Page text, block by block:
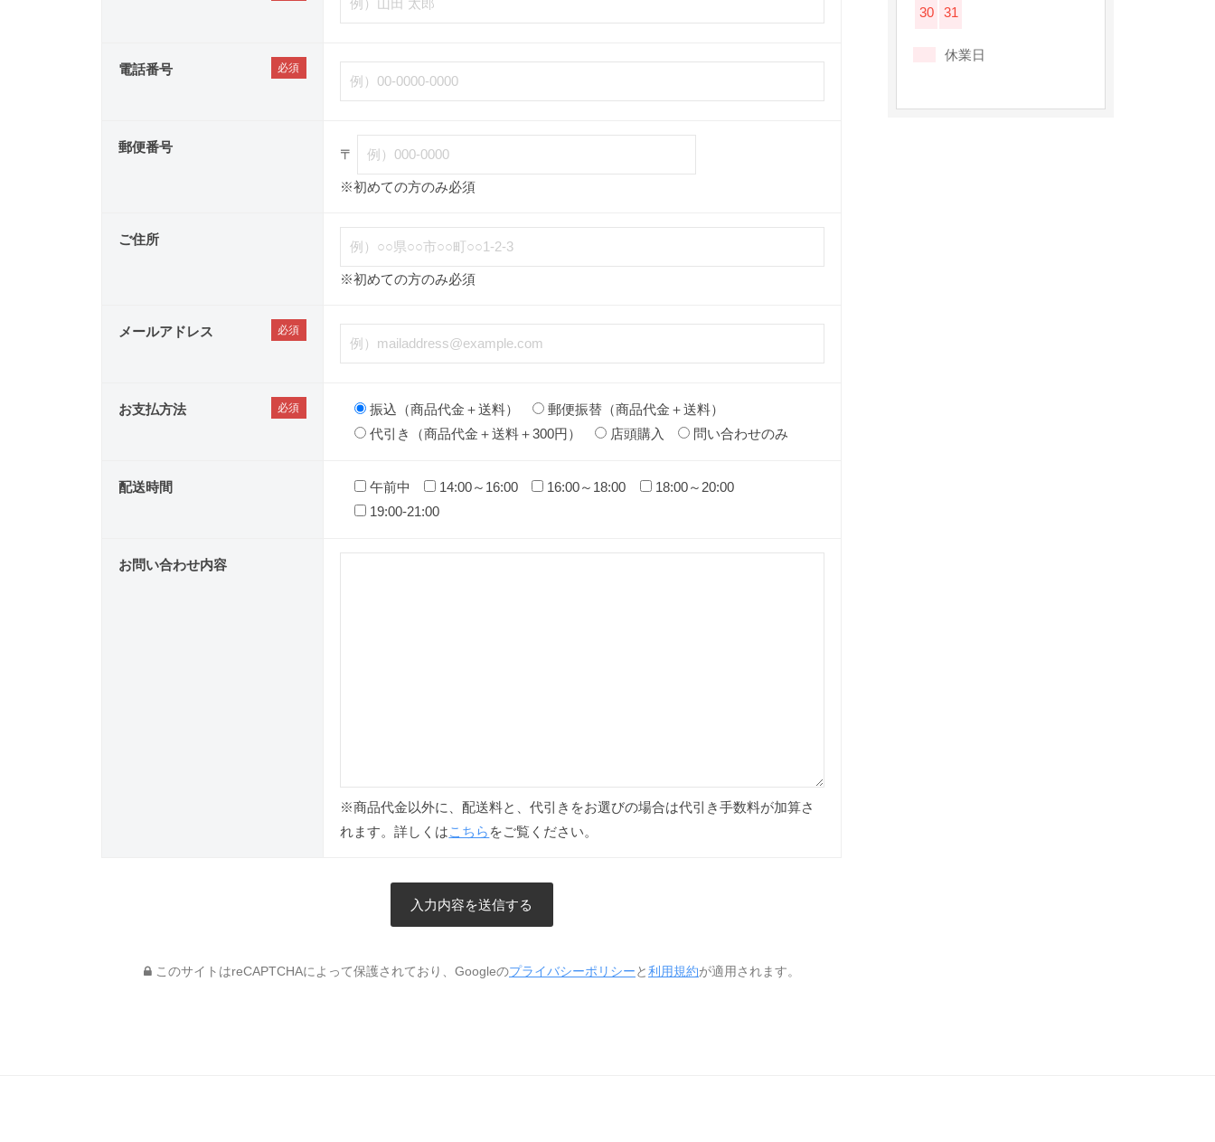
電話番号
郵便番号 〒
※初めての方のみ必須
ご住所
※初めての方のみ必須
メールアドレス
お支払方法 振込（商品代金＋送料）
郵便振替（商品代金＋送料）
代引き（商品代金＋送料＋300円）
店頭購入 問い合わせのみ
配送時間 午前中 14:00～16:00 16:00～18:00
18:00～20:00
19:00-21:00
お問い合わせ内容
※商品代金以外に、配送料と、代引きをお選びの場合は代引き手数料が加算さ
れます。詳しくはこちら をご覧ください。
このサイトはreCAPTCHAによって保護されており、Googleのプライバシーポリシー と 利用規約が適用されます。
30 31
休業日